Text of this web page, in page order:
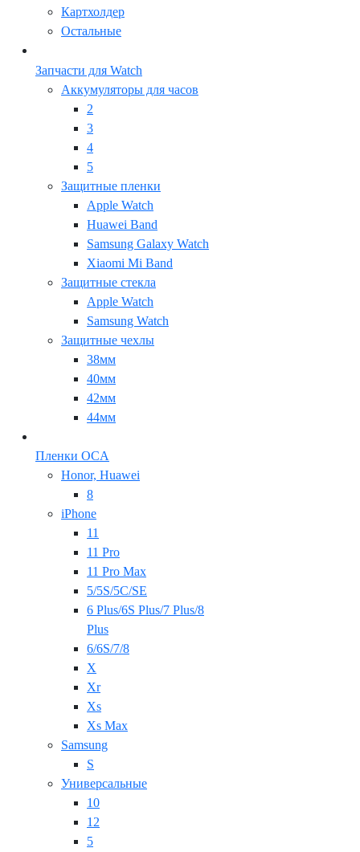
Картхолдер
Остальные
Запчасти для Watch
Аккумуляторы для часов
2
3
4
5
Защитные пленки
Apple Watch
Huawei Band
Samsung Galaxy Watch
Xiaomi Mi Band
Защитные стекла
Apple Watch
Samsung Watch
Защитные чехлы
38мм
40мм
42мм
44мм
Пленки OCA
Honor, Huawei
8
iPhone
11
11 Pro
11 Pro Max
5/5S/5C/SE
6 Plus/6S Plus/7 Plus/8
Plus
6/6S/7/8
X
Xr
Xs
Xs Max
Samsung
S
Универсальные
10
12
5